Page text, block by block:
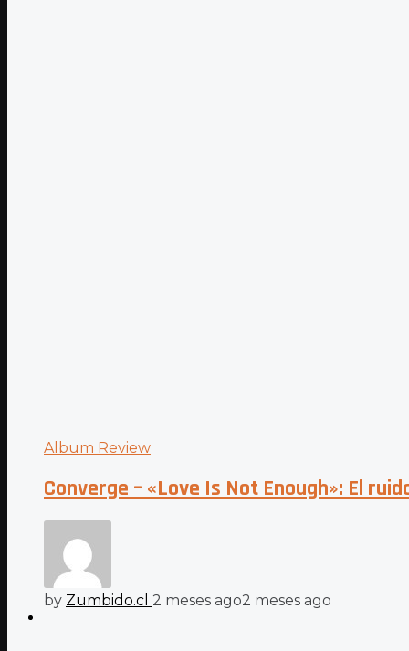
Album Review
Converge – «Love Is Not Enough»: El
by Zumbido.cl 2 meses ago2 meses ago